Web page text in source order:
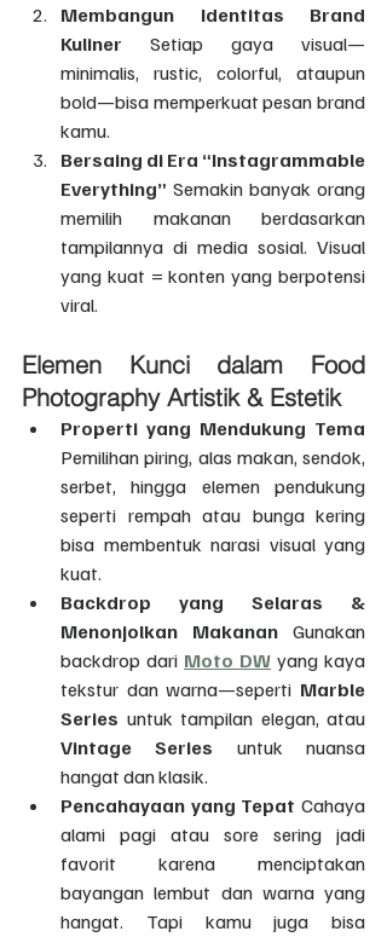
Membangun Identitas Brand
Kuliner Setiap gaya visual—
minimalis, rustic, colorful, ataupun
bold—bisa memperkuat pesan brand
kamu.
Bersaing di Era “Instagrammable
Everything” Semakin banyak orang
memilih makanan berdasarkan
tampilannya di media sosial. Visual
yang kuat = konten yang berpotensi
viral.
Elemen Kunci dalam Food
Photography Artistik & Estetik
Pemilihan piring, alas makan, sendok,
serbet, hingga elemen pendukung
seperti rempah atau bunga kering
bisa membentuk narasi visual yang
kuat.
Backdrop yang Selaras &
Menonjolkan Makanan Gunakan
backdrop dari Moto DW yang kaya
tekstur dan warna—seperti Marble
Series
Vintage Series untuk nuansa
hangat dan klasik.
Pencahayaan yang Tepat Cahaya
alami pagi atau sore sering jadi
favorit karena menciptakan
bayangan lembut dan warna yang
hangat. Tapi kamu juga bisa